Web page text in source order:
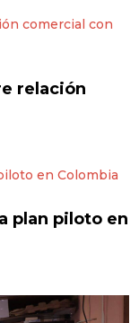
relación
plan piloto en